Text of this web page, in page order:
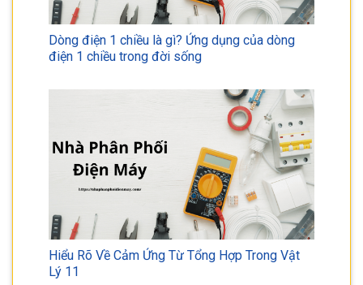
Dòng điện 1 chiều là gì? Ứng dụng của dòng
điện 1 chiều trong đời sống
Hiểu Rõ Về Cảm Ứng Từ Tổng Hợp Trong Vật
Lý 11